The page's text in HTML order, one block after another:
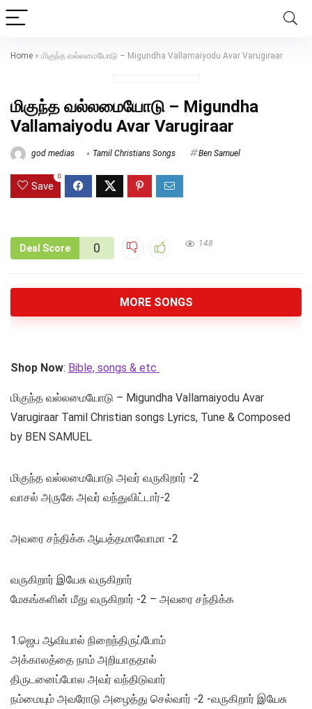
Home » மிகுந்த வல்லமையோடு – Migundha Vallamaiyodu Avar Varugiraar
மிகுந்த வல்லமையோடு – Migundha
Vallamaiyodu Avar Varugiraar
god medias Tamil Christians Songs Ben Samuel
Save
0
Deal Score 0 148
MORE SONGS
Shop Now: Bible, songs & etc
மிகுந்த வல்லமையோடு – Migundha Vallamaiyodu Avar
Varugiraar Tamil Christian songs Lyrics, Tune & Composed
by BEN SAMUEL
மிகுந்த வல்லமையோடு அவர் வருகிறார் -2
வாசல் அருகே அவர் வந்துவிட்டார்-2
அவரை சந்திக்க ஆயத்தமாவோமா -2
வருகிறார் இயேசு வருகிறார்
மேகங்களின் மீது வருகிறார் -2 – அவரை சந்திக்க
1.ஜெப ஆவியால் நிறைந்திருப்போம்
அக்காலத்தை நாம் அறியாததால்
திருடனைப்போல அவர் வந்திடுவார்
நம்மையும் அவரோடு அழைத்து செல்வார் -2 -வருகிறார் இயேசு